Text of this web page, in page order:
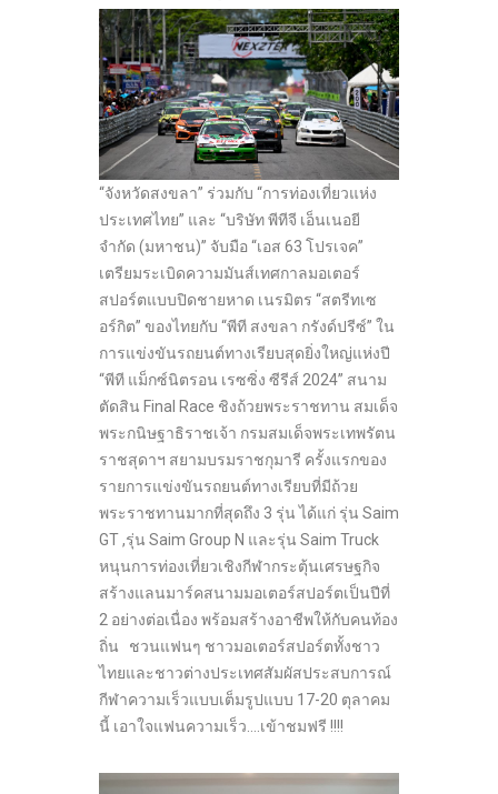
“จังหวัดสงขลา” ร่วมกับ “การท่องเที่ยวแห่ง
ประเทศไทย” และ “บริษัท พีทีจี เอ็นเนอยี
จำกัด (มหาชน)” จับมือ “เอส 63 โปรเจค”
เตรียมระเบิดความมันส์เทศกาลมอเตอร์
สปอร์ตแบบปิดชายหาด เนรมิตร “สตรีทเซ
อร์กิต” ของไทยกับ “พีที สงขลา กรังด์ปรีซ์” ใน
การแข่งขันรถยนต์ทางเรียบสุดยิ่งใหญ่แห่งปี
“พีที แม็กซ์นิตรอน เรซซิ่ง ซีรีส์ 2024” สนาม
ตัดสิน Final Race ชิงถ้วยพระราชทาน สมเด็จ
พระกนิษฐาธิราชเจ้า กรมสมเด็จพระเทพรัตน
ราชสุดาฯ สยามบรมราชกุมารี ครั้งแรกของ
รายการแข่งขันรถยนต์ทางเรียบที่มีถ้วย
พระราชทานมากที่สุดถึง 3 รุ่น ได้แก่ รุ่น Saim
GT ,รุ่น Saim Group N และรุ่น Saim Truck
หนุนการท่องเที่ยวเชิงกีฬากระตุ้นเศรษฐกิจ
สร้างแลนมาร์คสนามมอเตอร์สปอร์ตเป็นปีที่
2 อย่างต่อเนื่อง พร้อมสร้างอาชีพให้กับคนท้อง
ถิ่น ชวนแฟนๆ ชาวมอเตอร์สปอร์ตทั้งชาว
ไทยและชาวต่างประเทศสัมผัสประสบการณ์
กีฬาความเร็วแบบเต็มรูปแบบ 17-20 ตุลาคม
นี้ เอาใจแฟนความเร็ว….เข้าชมฟรี !!!!